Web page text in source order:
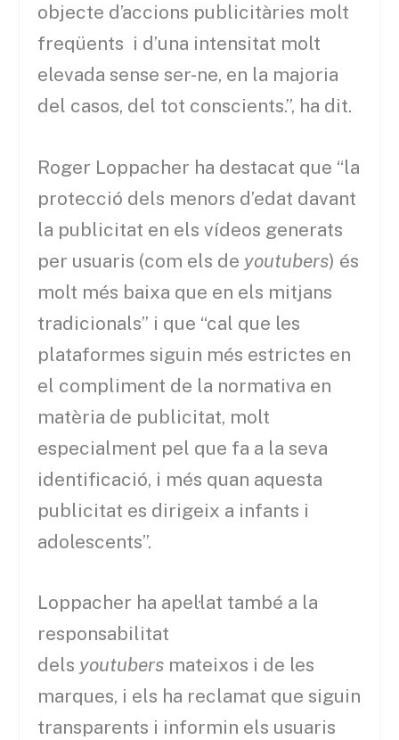
objecte d’accions publicitàries molt
freqüents i d’una intensitat molt
elevada sense ser-ne, en la majoria
del casos, del tot conscients.”, ha dit.
Roger Loppacher ha destacat que “la
protecció dels menors d’edat davant
la publicitat en els vídeos generats
per usuaris (com els de youtubers) és
molt més baixa que en els mitjans
tradicionals” i que “cal que les
plataformes siguin més estrictes en
el compliment de la normativa en
matèria de publicitat, molt
especialment pel que fa a la seva
identificació, i més quan aquesta
publicitat es dirigeix a infants i
adolescents”.
Loppacher ha apel·lat també a la
responsabilitat
dels youtubers mateixos i de les
marques, i els ha reclamat que siguin
transparents i informin els usuaris